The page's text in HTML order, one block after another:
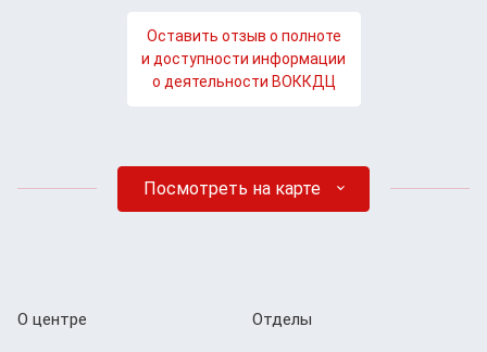
Оставить отзыв о полноте
и доступности информации
о деятельности ВОККДЦ
Посмотреть на карте
О центре Отделы